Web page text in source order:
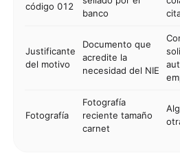
código 012
banco
Justificante
del motivo
Documento que
acredite la
necesidad del NIE
Fotografía
Fotografía
reciente tamaño
carnet